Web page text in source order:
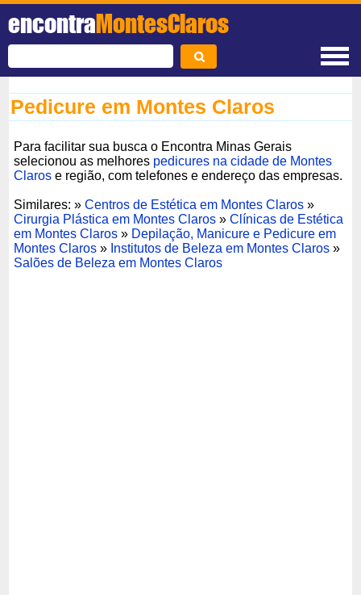
encontraMontesClaros
Pedicure em Montes Claros
Para facilitar sua busca o Encontra Minas Gerais
selecionou as melhores pedicures na cidade de Montes
Claros e região, com telefones e endereço das empresas.
Similares: »Centros de Estética em Montes Claros »
Cirurgia Plástica em Montes Claros »Clínicas de Estética
em Montes Claros » Depilação, Manicure e Pedicure em
Montes Claros » Institutos de Beleza em Montes Claros »
Salões de Beleza em Montes Claros